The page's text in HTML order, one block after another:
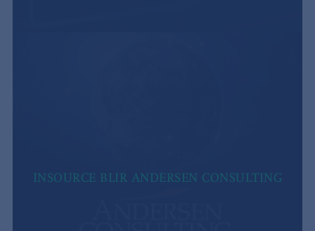
INSOURCE BLIR ANDERSEN CONSULTING